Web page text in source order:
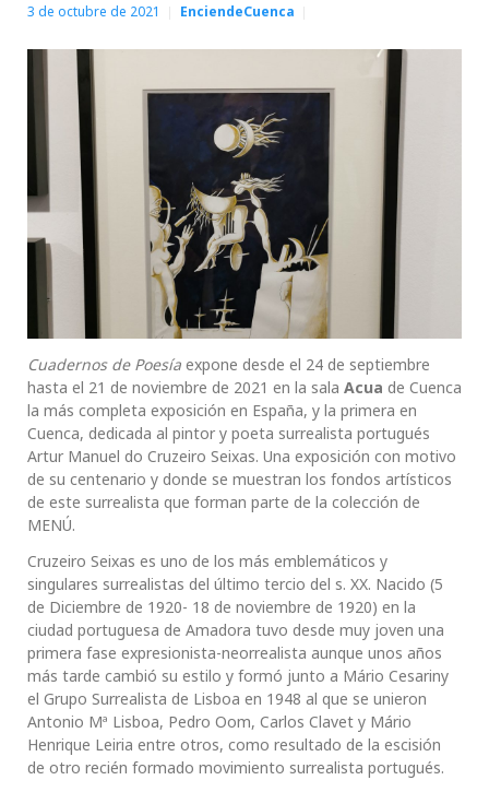
3 de octubre de 2021 EnciendeCuenca
Cuadernos de Poesía expone desde el 24 de septiembre
hasta el 21 de noviembre de 2021 en la sala Acua de Cuenca
la más completa exposición en España, y la primera en
Cuenca, dedicada al pintor y poeta surrealista portugués
Artur Manuel do Cruzeiro Seixas. Una exposición con motivo
de su centenario y donde se muestran los fondos artísticos
de este surrealista que forman parte de la colección de
MENÚ.
Cruzeiro Seixas es uno de los más emblemáticos y
singulares surrealistas del último tercio del s. XX. Nacido (5
de Diciembre de 1920- 18 de noviembre de 1920) en la
ciudad portuguesa de Amadora tuvo desde muy joven una
primera fase expresionista-neorrealista aunque unos años
más tarde cambió su estilo y formó junto a Mário Cesariny
el Grupo Surrealista de Lisboa en 1948 al que se unieron
Antonio Mª Lisboa, Pedro Oom, Carlos Clavet y Mário
Henrique Leiria entre otros, como resultado de la escisión
de otro recién formado movimiento surrealista portugués.